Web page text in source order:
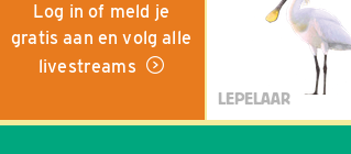
Log in of meld je
gratis aan en volg alle
livestreams
LEPELAAR